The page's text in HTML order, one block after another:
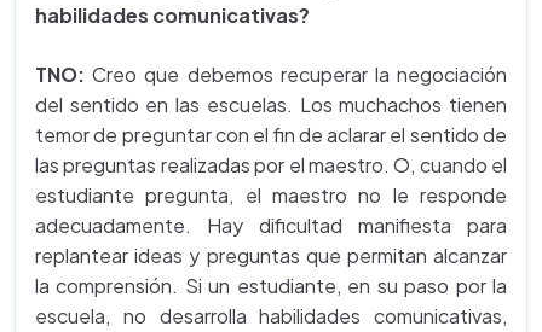
habilidades comunicativas?
TNO: Creo que debemos recuperar la negociación
del sentido en las escuelas. Los muchachos tienen
temor de preguntar con el fin de aclarar el sentido de
las preguntas realizadas por el maestro. O, cuando el
estudiante pregunta, el maestro no le responde
adecuadamente. Hay dificultad manifiesta para
replantear ideas y preguntas que permitan alcanzar
la comprensión. Si un estudiante, en su paso por la
escuela, no desarrolla habilidades comunicativas,